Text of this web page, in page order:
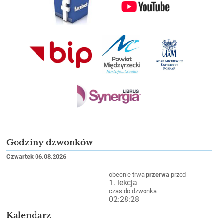
Godziny dzwonków
Czwartek 06.08.2026
obecnie trwa przerwa przed
1. lekcja
czas do dzwonka
02:28:27
Kalendarz